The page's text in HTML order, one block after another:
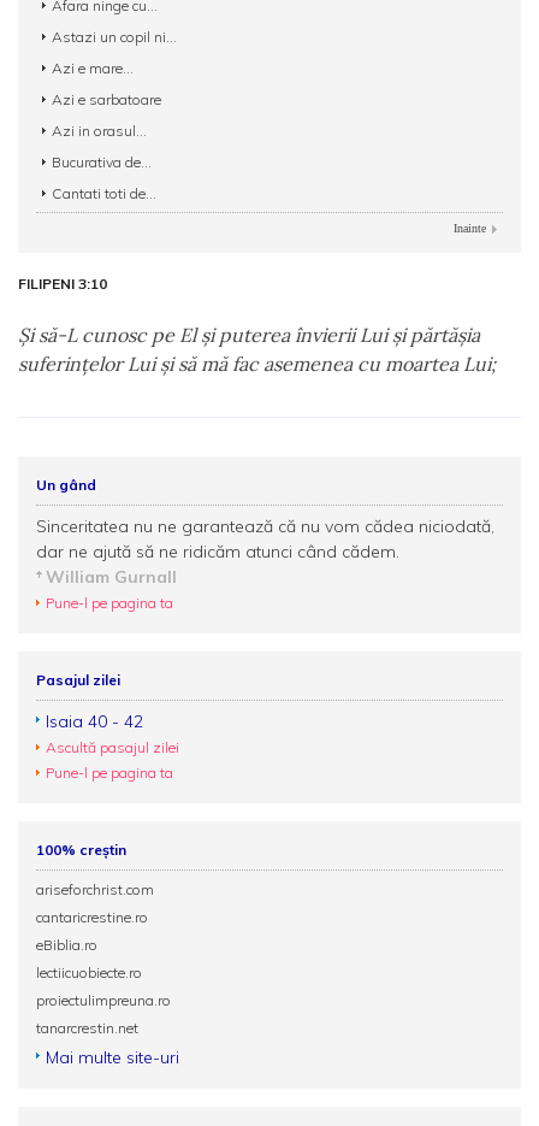
Afara ninge cu...
Astazi un copil ni...
Azi e mare...
Azi e sarbatoare
Azi in orasul...
Bucurativa de...
Cantati toti de...
Inainte
FILIPENI 3:10
Şi să-L cunosc pe El şi puterea învierii Lui şi părtăşia
suferinţelor Lui şi să mă fac asemenea cu moartea Lui;
Un gând
Sinceritatea nu ne garantează că nu vom cădea niciodată,
dar ne ajută să ne ridicăm atunci când cădem.
William Gurnall
Pune-l pe pagina ta
Pasajul zilei
Isaia 40 - 42
Ascultă pasajul zilei
Pune-l pe pagina ta
100% creștin
ariseforchrist.com
cantaricrestine.ro
eBiblia.ro
lectiicuobiecte.ro
proiectulimpreuna.ro
tanarcrestin.net
Mai multe site-uri